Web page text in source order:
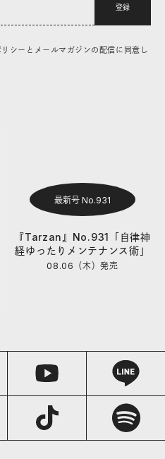
登録
シーとメールマガジンの配信に同意し
最新号 No.931
『Tarzan』No.931「自律神
経ゆったりメンテナンス術」
08.06（木）発売